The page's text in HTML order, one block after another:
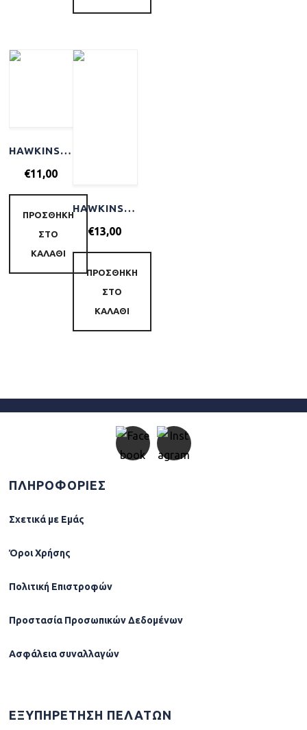
HAWKINS & BRIMBLE SHAMPOO 250ML
€11,00
ΠΡΟΣΘΉΚΗ
ΣΤΟ
ΚΑΛΆΘΙ
HAWKINS & BRIMBLE MATT CLAY LIGHT-MEDIUM HOLD 100ML
€13,00
ΠΡΟΣΘΉΚΗ
ΣΤΟ
ΚΑΛΆΘΙ
ΠΛΗΡΟΦΟΡΙΕΣ
Σχετικά µε Εµάς
Όροι Χρήσης
Πολιτική Επιστροφών
Προστασία Προσωπικών Δεδομένων
Ασφάλεια συναλλαγών
ΕΞΥΠΗΡΕΤΗΣΗ ΠΕΛΑΤΩΝ